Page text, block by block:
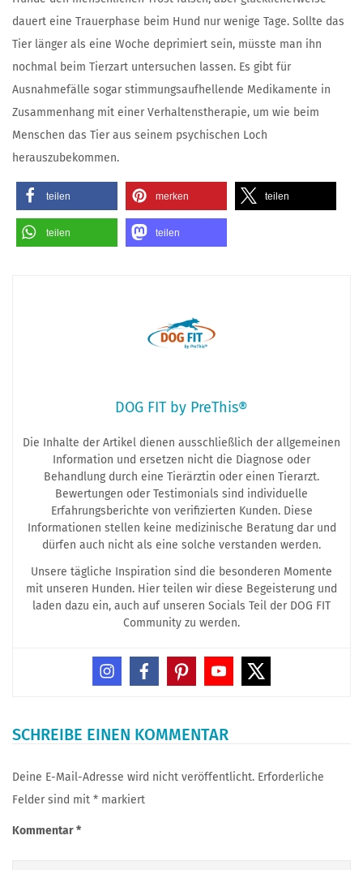
dauert eine Trauerphase beim Hund nur wenige Tage. Sollte das
Tier länger als eine Woche deprimiert sein, müsste man ihn
nochmal beim Tierzart untersuchen lassen. Es gibt für
Ausnahmefälle sogar stimmungsaufhellende Medikamente in
Zusammenhang mit einer Verhaltenstherapie, um wie beim
Menschen das Tier aus seinem psychischen Loch
herauszubekommen.
teilen merken teilen
teilen teilen
DOG FIT by PreThis®
Die Inhalte der Artikel dienen ausschließlich der allgemeinen
Information und ersetzen nicht die Diagnose oder
Behandlung durch eine Tierärztin oder einen Tierarzt.
Bewertungen oder Testimonials sind individuelle
Erfahrungsberichte von verifizierten Kunden. Diese
Informationen stellen keine medizinische Beratung dar und
dürfen auch nicht als eine solche verstanden werden.
Unsere tägliche Inspiration sind die besonderen Momente
mit unseren Hunden. Hier teilen wir diese Begeisterung und
laden dazu ein, auch auf unseren Socials Teil der DOG FIT
Community zu werden.
SCHREIBE EINEN KOMMENTAR
Deine E-Mail-Adresse wird nicht veröffentlicht. Erforderliche
Felder sind mit * markiert
Kommentar*